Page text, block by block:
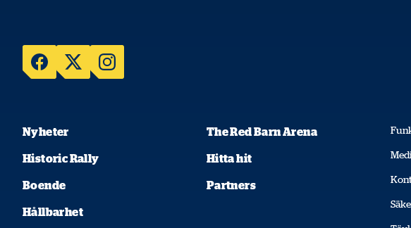
Nyheter The Red Barn Arena
Historic Rally Hitta hit
Boende Partners
Hållbarhet